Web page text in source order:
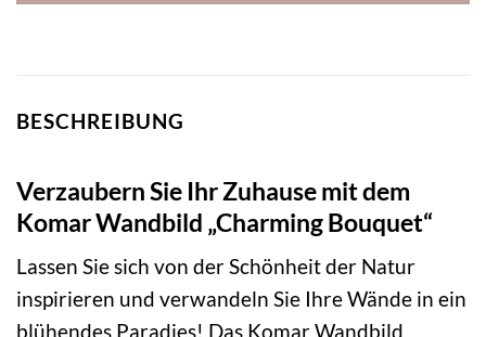
BESCHREIBUNG
Verzaubern Sie Ihr Zuhause mit dem
Komar Wandbild „Charming Bouquet“
Lassen Sie sich von der Schönheit der Natur
inspirieren und verwandeln Sie Ihre Wände in ein
blühendes Paradies! Das Komar Wandbild